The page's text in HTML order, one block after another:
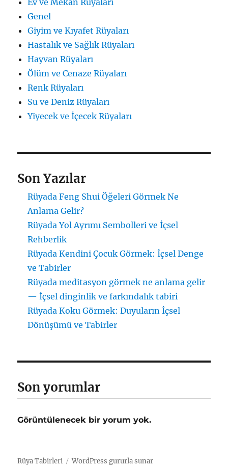
Ev ve Mekan Rüyaları
Genel
Giyim ve Kıyafet Rüyaları
Hastalık ve Sağlık Rüyaları
Hayvan Rüyaları
Ölüm ve Cenaze Rüyaları
Renk Rüyaları
Su ve Deniz Rüyaları
Yiyecek ve İçecek Rüyaları
Son Yazılar
Rüyada Feng Shui Öğeleri Görmek Ne
Anlama Gelir?
Rüyada Yol Ayrımı Sembolleri ve İçsel
Rehberlik
Rüyada Kendini Çocuk Görmek: İçsel Denge
ve Tabirler
Rüyada meditasyon görmek ne anlama gelir
— İçsel dinginlik ve farkındalık tabiri
Rüyada Koku Görmek: Duyuların İçsel
Dönüşümü ve Tabirler
Son yorumlar
Görüntülenecek bir yorum yok.
Rüya Tabirleri WordPress gururla sunar